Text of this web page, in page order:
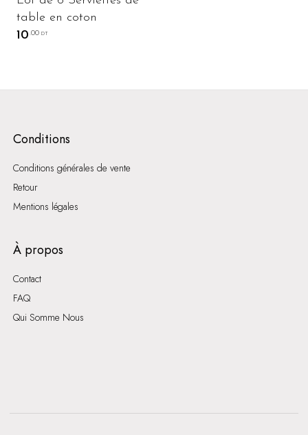
table en coton
10.00DT
Conditions
Conditions générales de vente
Retour
Mentions légales
À propos
Contact
FAQ
Qui Somme Nous